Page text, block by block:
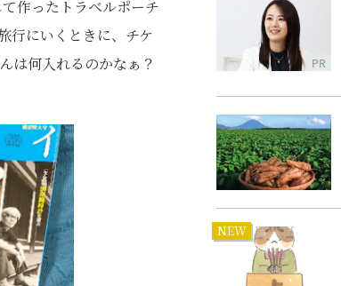
作ったトラベルポーチ
行にいくときに、チケ
は何入れるのかなぁ？
PR
NEW